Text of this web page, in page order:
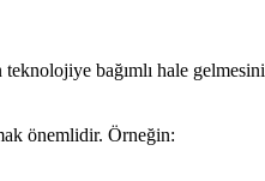
bağımlı hale gelmesini
önemlidir. Örneğin: